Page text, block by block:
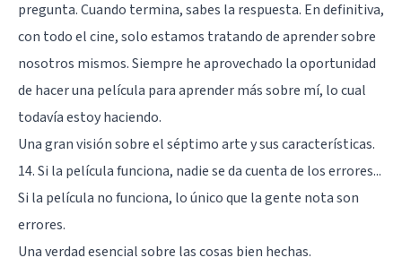
pregunta. Cuando termina, sabes la respuesta. En definitiva,
con todo el cine, solo estamos tratando de aprender sobre
nosotros mismos. Siempre he aprovechado la oportunidad
de hacer una película para aprender más sobre mí, lo cual
todavía estoy haciendo.
Una gran visión sobre el séptimo arte y sus características.
14. Si la película funciona, nadie se da cuenta de los errores...
Si la película no funciona, lo único que la gente nota son
errores.
Una verdad esencial sobre las cosas bien hechas.